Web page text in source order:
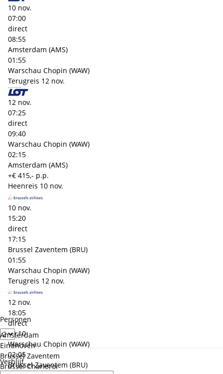
Personen
Verblijf
Amsterdam
Eindhoven
Brussel Zaventem
Brussel Charleroi
10 nov.
07:00
direct
08:55
Amsterdam (AMS)
01:55
Warschau Chopin (WAW)
Terugreis 12 nov.
12 nov.
07:25
direct
09:40
Warschau Chopin (WAW)
02:15
Amsterdam (AMS)
+€ 415,- p.p.
Heenreis 10 nov.
10 nov.
15:20
direct
17:15
Brussel Zaventem (BRU)
01:55
Warschau Chopin (WAW)
Terugreis 12 nov.
12 nov.
18:05
direct
20:10
Warschau Chopin (WAW)
02:05
Brussel Zaventem (BRU)